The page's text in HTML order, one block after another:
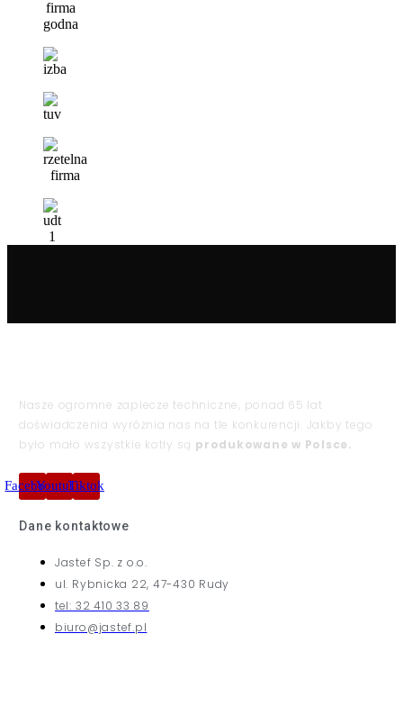
Nasze ogromne zaplecze techniczne, ponad 65 lat
doświadczenia wyróżnia nas na tle konkurencji. Jakby tego
było mało wszystkie kotły są produkowane w Polsce.
FacebookYoutubeTiktok
Dane kontaktowe
Jastef Sp. z o.o.
ul. Rybnicka 22, 47-430 Rudy
tel: 32 410 33 89
biuro@jastef.pl